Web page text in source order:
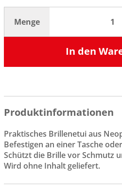
Menge
In den
Produktinformationen
Praktisches Brillenetui aus
Befestigen an einer Tasche
Schützt die Brille vor Schmutz
Wird ohne Inhalt geliefert.